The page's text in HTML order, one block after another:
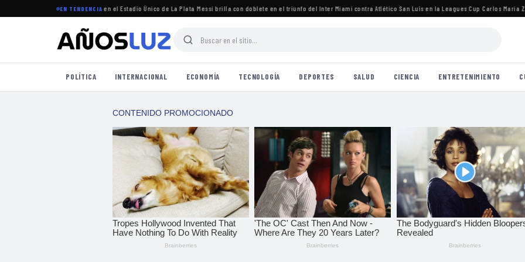
EN TENDENCIA
Clausura 2026 se jugará en el Estadio Único de La Plata·Messi brilla con doblete en el triunfo del Inter Miami contra Atlético San Luis en la Leagues Cup ·Carlos María
POLÍTICA INTERNACIONAL ECONOMÍA TECNOLOGÍA DEPORTES SALUD CIENCIA ENTRETENIMIENTO